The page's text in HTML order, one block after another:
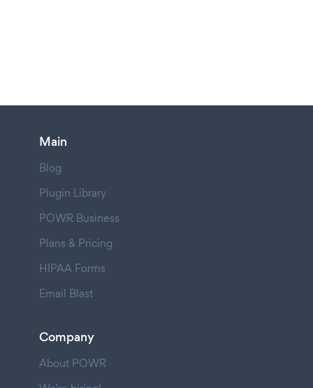
Main
Blog
Plugin Library
POWR Business
Plans & Pricing
HIPAA Forms
Email Blast
Company
About POWR